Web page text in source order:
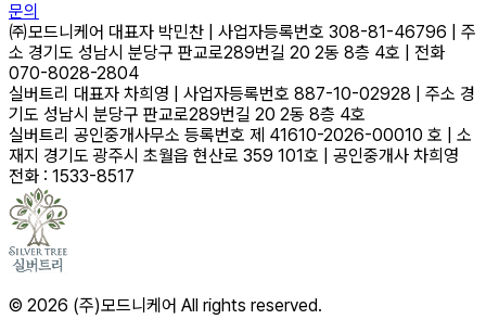
문의
㈜모드니케어 대표자 박민찬 사업자등록번호 308-81-46796
주
소 경기도 성남시 분당구 판교로289번길 20 2동 8층 4호
전화
070-8028-2804
실버트리 대표자 차희영 사업자등록번호 887-10-02928 주소 경
기도 성남시 분당구 판교로289번길 20 2동 8층 4호
실버트리 공인중개사무소 등록번호 제 41610-2026-00010 호
소
재지 경기도 광주시 초월읍 현산로 359 101호 공인중개사 차희영
전화 : 1533-8517
© 2026 (주)모드니케어 All rights reserved.